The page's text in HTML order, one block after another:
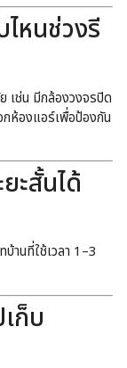
หนช่วงรี
เช่น มีกล้องวงจรปิด
กห้องแอร์เพื่อป้องกัน
ะสั้นได้
านที่ใช้เวลา 1–3
ก็บ